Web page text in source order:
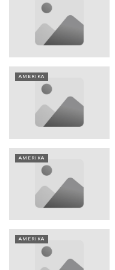
AMERIKA
AMERIKA
AMERIKA